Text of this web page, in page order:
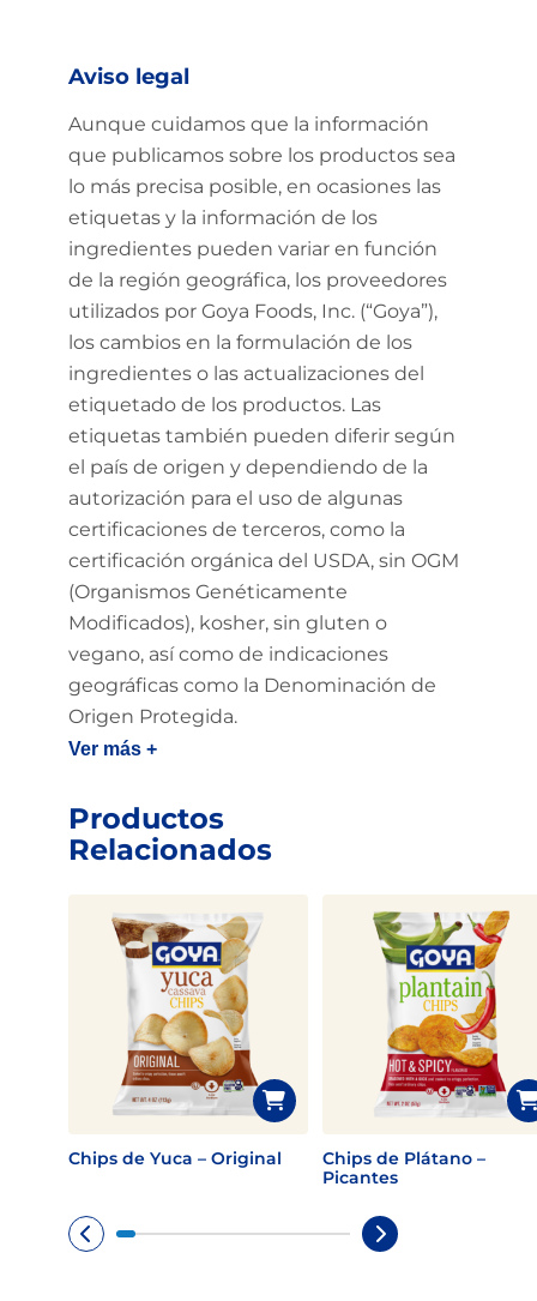
Aviso legal
Aunque cuidamos que la información
que publicamos sobre los productos sea
lo más precisa posible, en ocasiones las
etiquetas y la información de los
ingredientes pueden variar en función
de la región geográfica, los proveedores
utilizados por Goya Foods, Inc. (“Goya”),
los cambios en la formulación de los
ingredientes o las actualizaciones del
etiquetado de los productos. Las
etiquetas también pueden diferir según
el país de origen y dependiendo de la
autorización para el uso de algunas
certificaciones de terceros, como la
certificación orgánica del USDA, sin OGM
(Organismos Genéticamente
Modificados), kosher, sin gluten o
vegano, así como de indicaciones
geográficas como la Denominación de
Origen Protegida.
Ver más +
Productos
Relacionados
Chips de Yuca – Original
Chips de Plátano –
Picantes